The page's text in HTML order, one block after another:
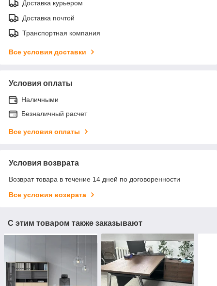
Доставка курьером
Доставка почтой
Транспортная компания
Все условия доставки
Условия оплаты
Наличными
Безналичный расчет
Все условия оплаты
Условия возврата
Возврат товара в течение 14 дней по договоренности
Все условия возврата
С этим товаром также заказывают